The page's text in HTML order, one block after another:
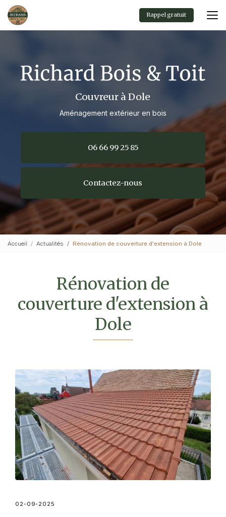
Aller
au
contenu
Rappel gratuit
Couvreur à Dole
Aménagement extérieur en bois
06 66 99 25 85
Contactez-nous
Accueil Actualités Rénovation de couverture d'extension à Dole
Rénovation de
couverture d'extension à
Dole
02-09-2025